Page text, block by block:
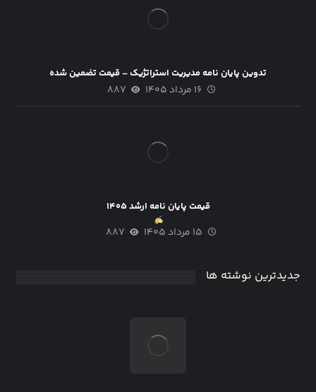
تدوین پایان نامه مدیریت استراتژیک – قیمت تضمین شده
۱۶ مرداد ۱۴۰۵ ۸۸۷
قیمت پایان نامه ارشد ۱۴۰۵
۱۵ مرداد ۱۴۰۵ ۸۸۷
جدیدترین نوشته ها